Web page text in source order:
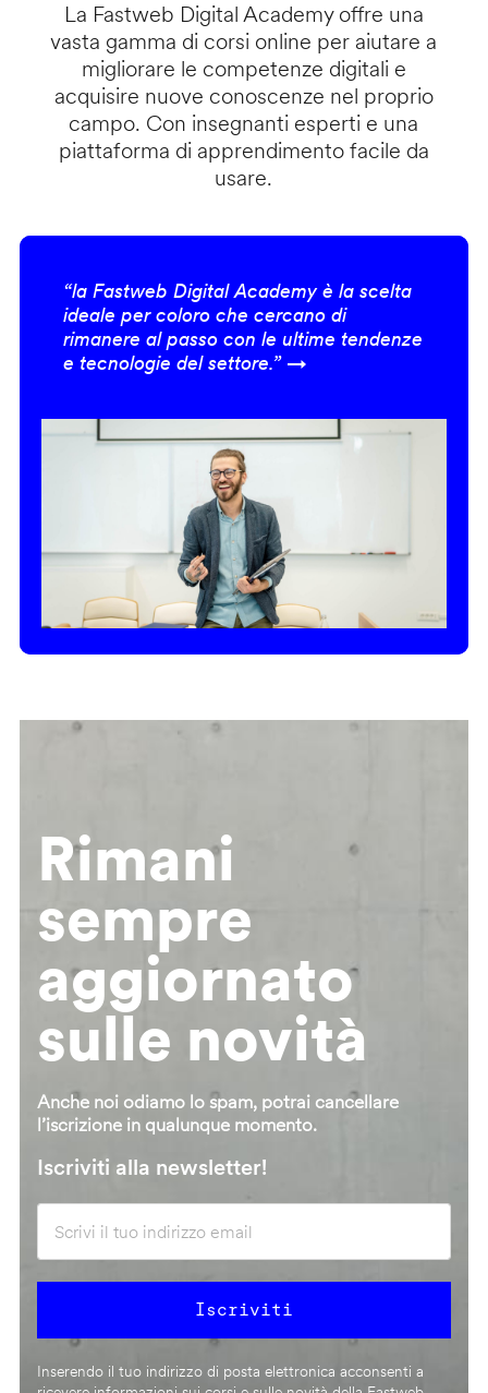
La Fastweb Digital Academy offre una
vasta gamma di corsi online per aiutare a
migliorare le competenze digitali e
acquisire nuove conoscenze nel proprio
campo. Con insegnanti esperti e una
piattaforma di apprendimento facile da
usare.
“la Fastweb Digital Academy è la scelta
ideale per coloro che cercano di
rimanere al passo con le ultime tendenze
e tecnologie del settore.” →
Rimani
sempre
aggiornato
sulle novità
Anche noi odiamo lo spam, potrai cancellare
l’iscrizione in qualunque momento.
Iscriviti alla newsletter!
Inserendo il tuo indirizzo di posta elettronica acconsenti a